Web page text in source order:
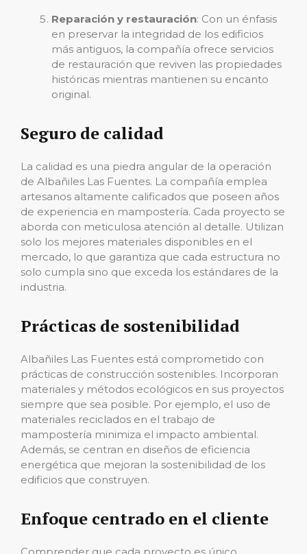
Reparación y restauración: Con un énfasis
en preservar la integridad de los edificios
más antiguos, la compañía ofrece servicios
de restauración que reviven las propiedades
históricas mientras mantienen su encanto
original.
Seguro de calidad
La calidad es una piedra angular de la operación
de Albañiles Las Fuentes. La compañía emplea
artesanos altamente calificados que poseen años
de experiencia en mampostería. Cada proyecto se
aborda con meticulosa atención al detalle. Utilizan
solo los mejores materiales disponibles en el
mercado, lo que garantiza que cada estructura no
solo cumpla sino que exceda los estándares de la
industria.
Prácticas de sostenibilidad
Albañiles Las Fuentes está comprometido con
prácticas de construcción sostenibles. Incorporan
materiales y métodos ecológicos en sus proyectos
siempre que sea posible. Por ejemplo, el uso de
materiales reciclados en el trabajo de
mampostería minimiza el impacto ambiental.
Además, se centran en diseños de eficiencia
energética que mejoran la sostenibilidad de los
edificios que construyen.
Enfoque centrado en el cliente